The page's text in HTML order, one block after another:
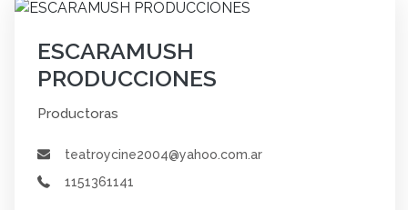
ESCARAMUSH
PRODUCCIONES
Productoras
teatroycine2004@yahoo.com.ar
1151361141